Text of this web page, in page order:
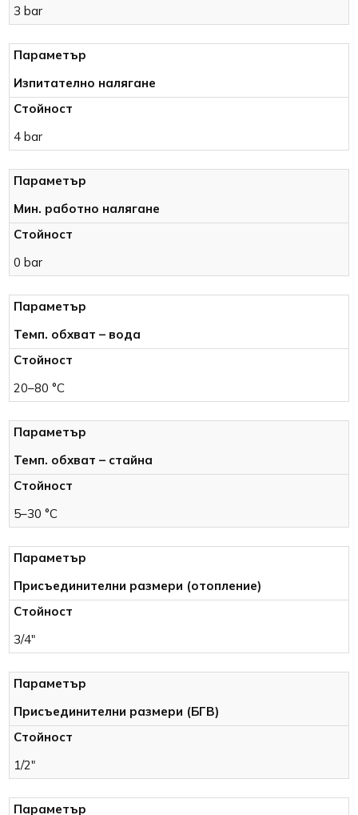
3 bar
Изпитателно налягане
4 bar
Мин. работно налягане
0 bar
Темп. обхват – вода
20–80 °C
Темп. обхват – стайна
5–30 °C
Присъединителни размери (отопление)
3/4″
Присъединителни размери (БГВ)
1/2″